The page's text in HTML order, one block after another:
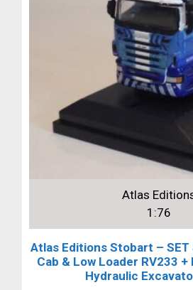
Atlas
1:76
Atlas Editions Stobart – SET
Cab & Low Loader RV233
Hydraulic